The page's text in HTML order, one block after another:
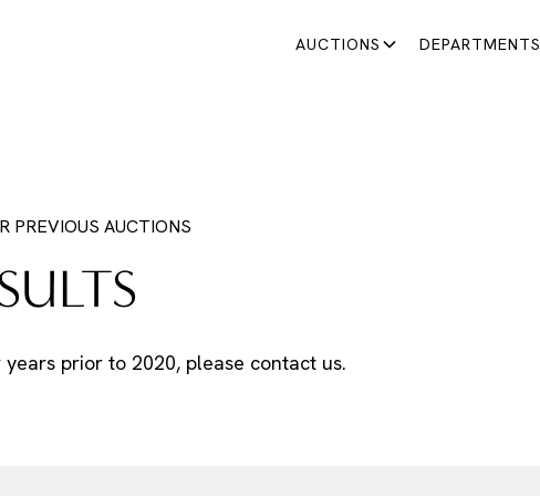
AUCTIONS DEPARTMENTS
PREVIOUS AUCTIONS
prior to 2020, please contact us.